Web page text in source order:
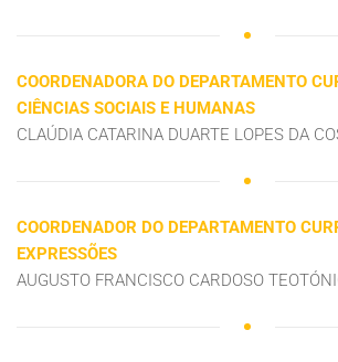
COORDENADORA DO DEPARTAMENTO
CIÊNCIAS SOCIAIS E HUMANAS
CLAÚDIA CATARINA DUARTE LOPES DA
COORDENADOR DO DEPARTAMENTO
EXPRESSÕES
AUGUSTO FRANCISCO CARDOSO